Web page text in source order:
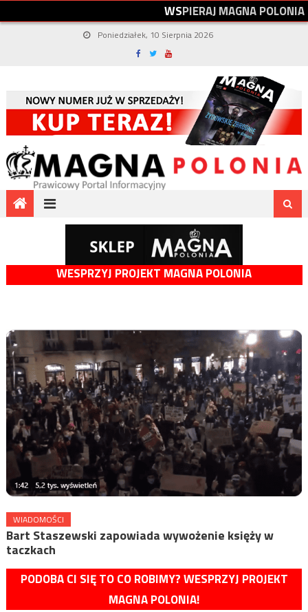
WSPIERAJMAGNAPOLONIA
Poniedziałek, 10 Sierpnia 2026
WESPRZYJ PROJEKT MAGNA POLONIA
WIADOMOŚCI
Bart Staszewski zapowiada wywożenie księży w
taczkach
PODOBA CI SIĘ TO CO ROBIMY? WESPRZYJ PROJEKT
MAGNA POLONIA!